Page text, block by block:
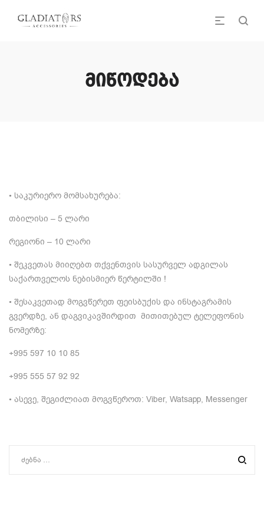
მიწოდება
• საკურიერო მომსახურება:
თბილისი – 5 ლარი
რეგიონი – 10 ლარი
• შეკვეთას მიიღებთ თქვენთვის სასურველ ადგილას
საქართველოს ნებისმიერ წერტილში !
• შესაკვეთად მოგვწერეთ ფეისბუქის და ინსტაგრამის
გვერდზე, ან დაგვიკავშირდით მითითებულ ტელეფონის
ნომერზე:
+995 597 10 10 85
+995 555 57 92 92
• ასევე, შეგიძლიათ მოგვწეროთ: Viber, Watsapp, Messenger